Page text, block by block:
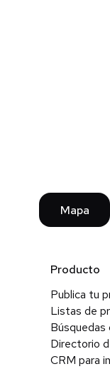
Mapa
Producto
Publica tu
Listas de
Búsquedas
Directorio
CRM para